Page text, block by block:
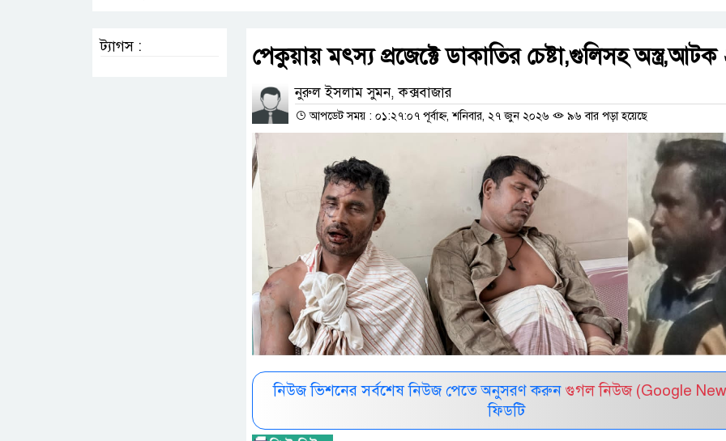
পেকুয়ায় মৎস্য প্রজেক্টে ডাকাতির চেষ্টা,গুলিসহ অস্ত্র,আটক
নুরুল ইসলাম সুমন, কক্সবাজার
আপডেট সময় : ০১:২৭:০৭ পূর্বাহ্ন, শনিবার, ২৭ জুন ২০২৬ ৯৬ বার পড়া হয়েছে
নিউজ ভিশনের সর্বশেষ নিউজ পেতে অনুসরণ করুন গুগল নিউজ (Google
ফিডটি
ট্যাগস :